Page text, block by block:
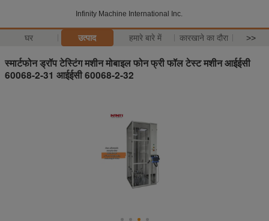
Infinity Machine International Inc.
घर उत्पाद हमारे बारे में कारखाने का दौरा >>
स्मार्टफोन ड्रॉप टेस्टिंग मशीन मोबाइल फोन फ्री फॉल टेस्ट मशीन आईईसी
60068-2-31 आईईसी 60068-2-32